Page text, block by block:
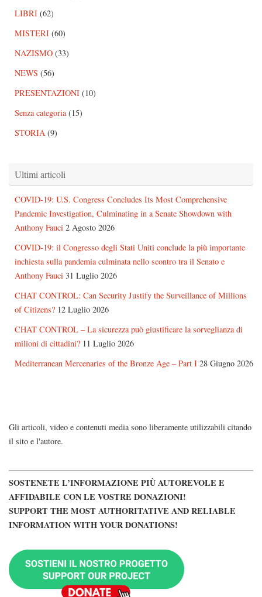
LIBRI (62)
MISTERI (60)
NAZISMO (33)
NEWS (56)
PRESENTAZIONI (10)
Senza categoria(15)
STORIA (9)
Ultimi articoli
COVID-19: U.S. Congress Concludes Its Most Comprehensive
Pandemic Investigation, Culminating in a Senate Showdown with
Anthony Fauci 2 Agosto 2026
COVID-19: il Congresso degli Stati Uniti conclude la più importante
inchiesta sulla pandemia culminata nello scontro tra il Senato e
Anthony Fauci 31 Luglio 2026
CHAT CONTROL: Can Security Justify the Surveillance of Millions
of Citizens? 12 Luglio 2026
CHAT CONTROL – La sicurezza può giustificare la sorveglianza di
milioni di cittadini? 11 Luglio 2026
Mediterranean Mercenaries of the Bronze Age – Part I 28 Giugno 2026
Gli articoli, video e contenuti media sono liberamente utilizzabili citando
il sito e l'autore.
SOSTENETE L’INFORMAZIONE PIÙ AUTOREVOLE E
AFFIDABILE CON LE VOSTRE DONAZIONI!
SUPPORT THE MOST AUTHORITATIVE AND RELIABLE
INFORMATION WITH YOUR DONATIONS!